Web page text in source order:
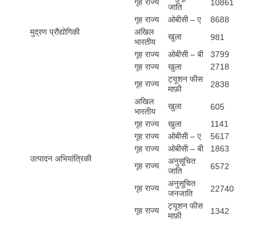
मुद्रण प्रौद्योगिकी
गृह राज्य
जाति
10861
गृह राज्य
ओबीसी – ए
8688
अखिल
भारतीय
खुला
981
गृह राज्य
ओबीसी – बी
3799
गृह राज्य
खुला
2718
गृह राज्य
ट्यूशन फीस
माफ़ी
2838
उत्पादन अभियांत्रिकी
अखिल
भारतीय
खुला
605
गृह राज्य
खुला
1141
गृह राज्य
ओबीसी – ए
5617
गृह राज्य
ओबीसी – बी
1863
गृह राज्य
अनुसूचित
जाति
6572
गृह राज्य
अनुसूचित
जनजाति
22740
गृह राज्य
ट्यूशन फीस
माफ़ी
1342